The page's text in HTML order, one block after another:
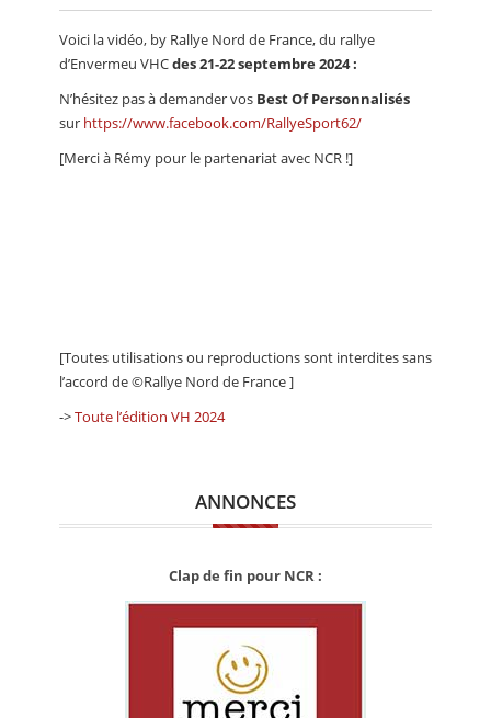
Voici la vidéo, by Rallye Nord de France, du rallye
d’Envermeu VHCdes 21-22 septembre 2024 :
N’hésitez pas à demander vos Best Of Personnalisés
sur https://www.facebook.com/RallyeSport62/
[Merci à Rémy pour le partenariat avec NCR !]
[Toutes utilisations ou reproductions sont interdites sans
l’accord de ©Rallye Nord de France ]
->Toute l’édition VH 2024
ANNONCES
Clap de fin pour NCR :